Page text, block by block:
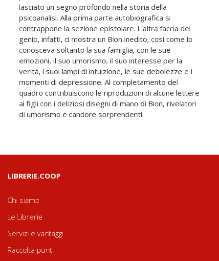
lasciato un segno profondo nella storia della
psicoanalisi. Alla prima parte autobiografica si
contrappone la sezione epistolare. L'altra faccia del
genio, infatti, ci mostra un Bion inedito, così come lo
conosceva soltanto la sua famiglia, con le sue
emozioni, il suo umorismo, il suo interesse per la
verità, i suoi lampi di intuizione, le sue debolezze e i
momenti di depressione. Al completamento del
quadro contribuiscono le riproduzioni di alcune lettere
ai figli con i deliziosi disegni di mano di Bion, rivelatori
di umorismo e candore sorprendenti.
LIBRERIE.COOP
Chi siamo
Le Librerie
Servizi e vantaggi
Raccolta punti